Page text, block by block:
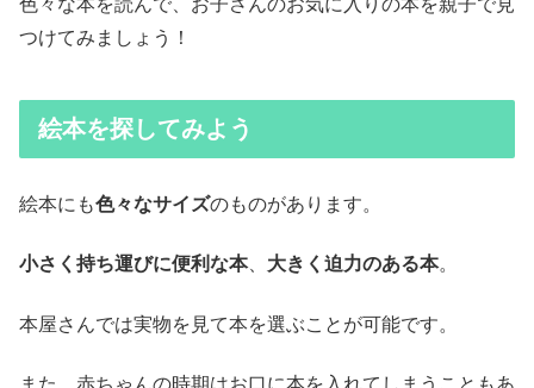
色々な本を読んで、お子さんのお気に入りの本を親子で見
つけてみましょう！
絵本を探してみよう
絵本にも色々なサイズのものがあります。
小さく持ち運びに便利な本、 大きく迫力のある本。
本屋さんでは実物を見て本を選ぶことが可能です。